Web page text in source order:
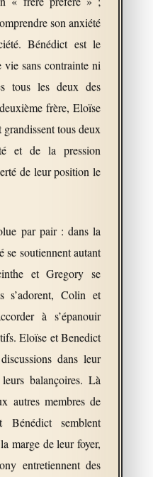
son anxiété
Bénédict est le
sans contrainte ni
tous les deux des
frère, Eloïse
tous deux
et de la pression
de leur position le
par pair : dans la
soutiennent autant
et Gregory se
s’adorent, Colin et
à s’épanouir
Eloïse et Benedict
dans leur
balançoires. Là
autres membres de
semblent
marge de leur foyer,
entretiennent des